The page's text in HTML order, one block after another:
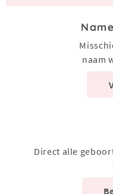
naam
Direct alle